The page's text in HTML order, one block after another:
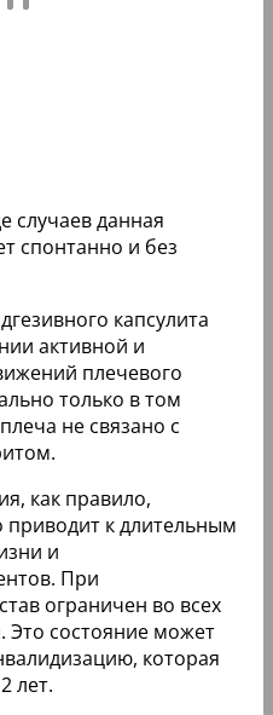
случаев данная
спонтанно и без
капсулита
активной и
плечевого
только в том
не связано с
как правило,
приводит к длительным
и
При
ограничен во всех
Это состояние может
которая
лет.